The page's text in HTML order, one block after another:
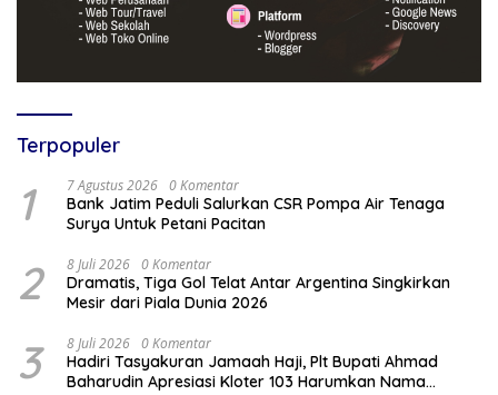
Terpopuler
1 7 Agustus 2026 0 Komentar
Bank Jatim Peduli Salurkan CSR Pompa Air Tenaga
Surya Untuk Petani Pacitan
2 8 Juli 2026 0 Komentar
Dramatis, Tiga Gol Telat Antar Argentina Singkirkan
Mesir dari Piala Dunia 2026
3 8 Juli 2026 0 Komentar
Hadiri Tasyakuran Jamaah Haji, Plt Bupati Ahmad
Baharudin Apresiasi Kloter 103 Harumkan Nama